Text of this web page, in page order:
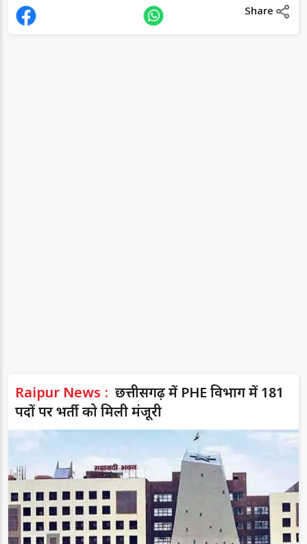
Share
Raipur News : छत्तीसगढ़ में PHE विभाग में 181
पदों पर भर्ती को मिली मंजूरी